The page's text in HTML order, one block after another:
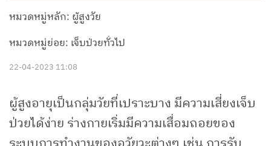
หมวดหมู่หลัก: ผู้สูงวัย
หมวดหมู่ย่อย: เจ็บป่วยทั่วไป
22-04-2023 11:08
ผู้สูงอายุเป็นกลุ่มวัยที่เปราะบาง มีความเสี่ยงเจ็บ
ป่วยได้ง่าย ร่างกายเริ่มมีความเสื่อมถอยของ